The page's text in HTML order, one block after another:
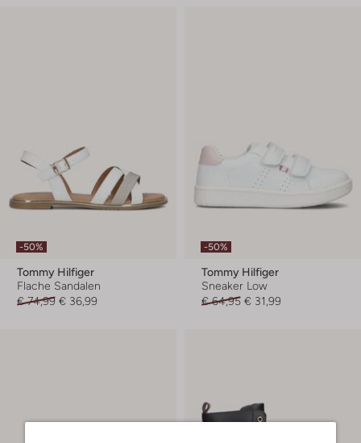
-50%
Tommy Hilfiger
Flache Sandalen
€ 74,99 € 36,99
-50%
Tommy Hilfiger
Sneaker Low
€ 64,95 € 31,99